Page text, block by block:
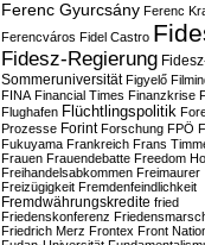
Ferenc Gyurcsány Ferenc
Ferencváros Fidel Castro
Fidesz-Regierung
Sommeruniversität Figyelő
FINA Financial Times Finanzkrise
Flughafen Flüchtlingspolitik
Prozesse Forint Forschung FPÖ
Fukuyama Frankreich Frans
Frauen Frauendebatte Freedom
Freihandelsabkommen Freimaurer
Freizügigkeit Fremdenfeindlichkeit
Fremdwährungskredite fried
Friedenskonferenz
Friedrich Merz Frontex Front